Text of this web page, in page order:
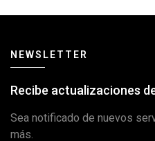
NEWSLETTER
Recibe actualizaciones
Sea notificado de nuevos
más.